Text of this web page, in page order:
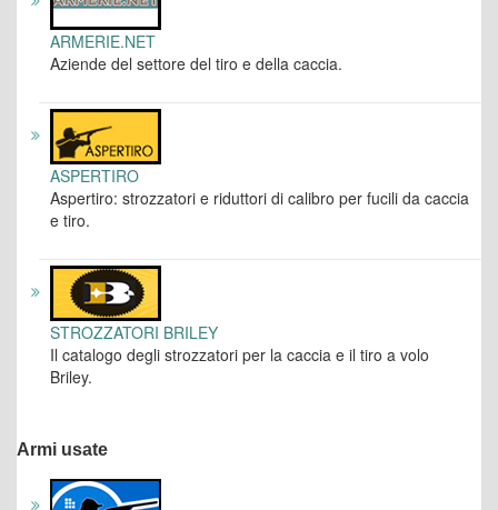
ARMERIE.NET
Aziende del settore del tiro e della caccia.
ASPERTIRO
Aspertiro: strozzatori e riduttori di calibro per fucili da caccia
e tiro.
STROZZATORI BRILEY
Il catalogo degli strozzatori per la caccia e il tiro a volo
Briley.
Armi usate